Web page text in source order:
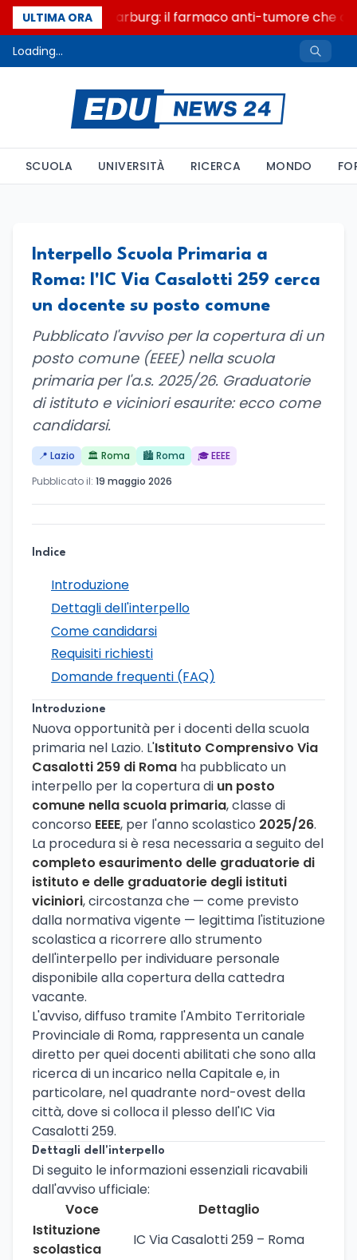
ULTIMA ORA
Un secolo di Warburg: il farmaco anti-tumore che
Loading...
SCUOLA UNIVERSITÀ RICERCA MONDO
Interpello Scuola Primaria a
Roma: l'IC Via Casalotti 259 cerca
un docente su posto comune
Pubblicato l'avviso per la copertura di un
posto comune (EEEE) nella scuola
primaria per l'a.s. 2025/26. Graduatorie
di istituto e viciniori esaurite: ecco come
candidarsi.
📍 Lazio 🏛️ Roma 🏙️ Roma
🎓 EEEE
Pubblicato il: 19 maggio 2026
Indice
Introduzione
Dettagli dell'interpello
Come candidarsi
Requisiti richiesti
Domande frequenti (FAQ)
Introduzione
Nuova opportunità per i docenti della scuola
primaria nel Lazio. L'Istituto Comprensivo Via
Casalotti 259 di Roma ha pubblicato un
interpello per la copertura di un posto
comune nella scuola primaria, classe di
concorso EEEE, per l'anno scolastico 2025/26.
La procedura si è resa necessaria a seguito del
completo esaurimento delle graduatorie di
istituto e delle graduatorie degli istituti
viciniori, circostanza che — come previsto
dalla normativa vigente — legittima l'istituzione
scolastica a ricorrere allo strumento
dell'interpello per individuare personale
disponibile alla copertura della cattedra
vacante.
L'avviso, diffuso tramite l'Ambito Territoriale
Provinciale di Roma, rappresenta un canale
diretto per quei docenti abilitati che sono alla
ricerca di un incarico nella Capitale e, in
particolare, nel quadrante nord-ovest della
città, dove si colloca il plesso dell'IC Via
Casalotti 259.
Dettagli dell'interpello
Di seguito le informazioni essenziali ricavabili
dall'avviso ufficiale:
Voce
Dettaglio
Istituzione
scolastica
IC Via Casalotti 259 – Roma